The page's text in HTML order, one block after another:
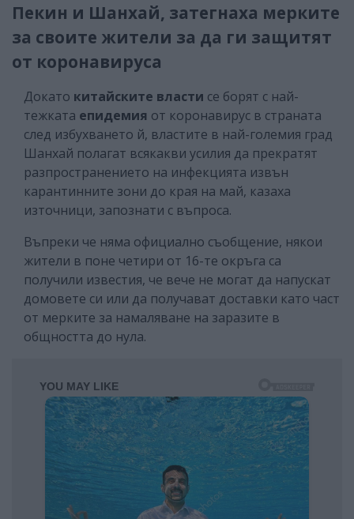
Пекин и Шанхай, затегнаха мерките
за своите жители за да ги защитят
от коронавируса
Докато китайските власти се борят с най-
тежката епидемия от коронавирус в страната
след избухването й, властите в най-големия град
Шанхай полагат всякакви усилия да прекратят
разпространението на инфекцията извън
карантинните зони до края на май, казаха
източници, запознати с въпроса.
Въпреки че няма официално съобщение, някои
жители в поне четири от 16-те окръга са
получили известия, че вече не могат да напускат
домовете си или да получават доставки като част
от мерките за намаляване на заразите в
общността до нула.